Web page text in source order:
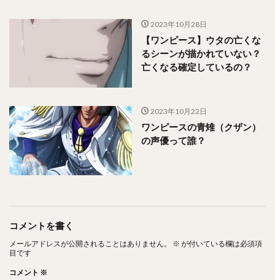
2023年10月28日
【ワンピース】ウタの亡くな
るシーンが描かれていない？
亡くなる確定しているの？
2023年10月22日
ワンピースの青雉（クザン）
の声優って誰？
コメントを書く
メールアドレスが公開されることはありません。 ※ が付いている欄は必須項
目です
コメント ※